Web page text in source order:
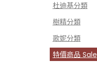
杜迪基分類
樹精分類
歌妮分類
特價商品 Sale